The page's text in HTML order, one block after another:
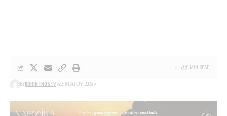
BYKORINTHOSTV 23 ΜΑΪ́ΟΥ 2026
0 MIN READ